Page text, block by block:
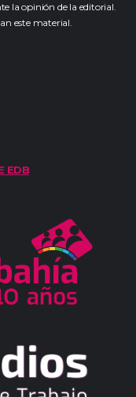
la opinión de la editorial.
este material.
EDB